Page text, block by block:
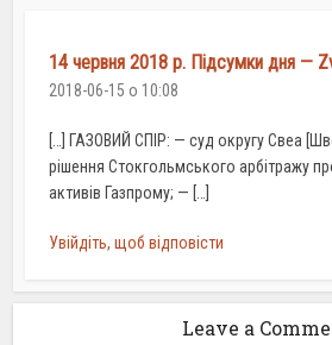
14 червня 2018 р. Підсумки дня —
2018-06-15 о 10:08
[…] ГАЗОВИЙ СПІР: — суд округу Свеа
рішення Стокгольмського арбітражу
активів Газпрому; — […]
Увійдіть, щоб відповісти
Leave a